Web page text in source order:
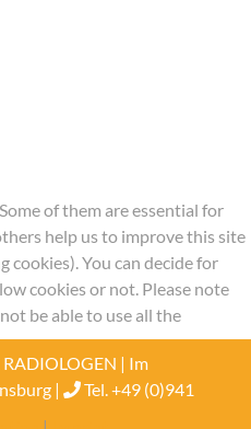
| Im
|
Tel. +49 (0)941
of them are essential for
help us to improve this site
cookies). You can decide for
cookies or not. Please note
be able to use all the